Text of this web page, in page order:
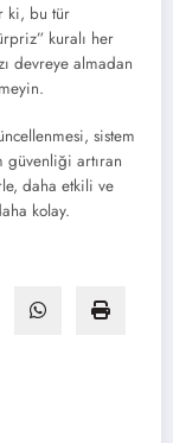
ki, bu tür
kuralı her
devreye almadan
sistem
güvenliği artıran
daha etkili ve
kolay.